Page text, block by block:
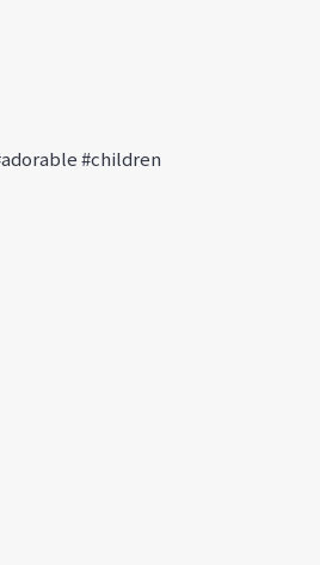
#children